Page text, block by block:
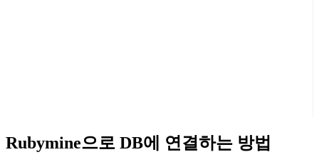
Rubymine으로 DB에 연결하는 방법